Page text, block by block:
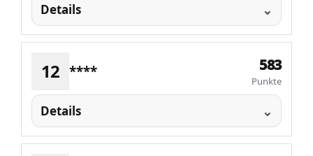
Details
12 **** 583
Punkte
Details